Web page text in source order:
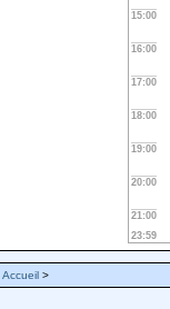
15:00
16:00
17:00
18:00
19:00
20:00
21:00
23:59
Accueil >